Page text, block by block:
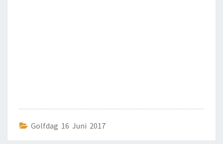
Golfdag 16 Juni 2017